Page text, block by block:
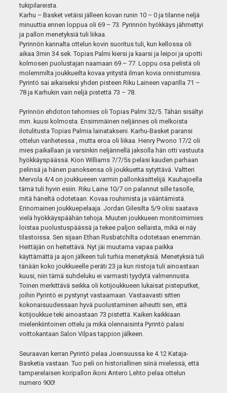
tukipilareista.
Karhu – Basket vetäisi jälleen kovan runin 10 – 0 ja tilanne neljä
minuuttia ennen loppua oli 69 – 73. Pyrinnön hyökkäys jähmettyi
ja pallon menetyksiä tuli liikaa.
Pyrinnön kannalta ottelun kovin suoritus tuli, kun kellossa oli
aikaa 3min 34 sek. Topias Palmi kiersi ja kaarsi ja leipoi ja upotti
kolmosen puolustajan naamaan 69 – 77. Loppu osa pelistä oli
molemmilta joukkueilta kovaa yritystä ilman kovia onnistumisia.
Pyrintö sai aikaiseksi yhden pisteen Riku Laineen vaparilla 71 –
78 ja Karhukin vain neljä pistettä 73 – 78.
Pyrinnön ehdoton tehomies oli Topias Palmi 32/5. Tähän sisältyi
mm. kuusi kolmosta. Ensimmäinen neljännes oli melkoista
ilotulitusta Topias Palmia lainatakseni. Karhu-Basket paransi
ottelun vanhetessa , mutta eroa oli liikaa. Henry Pwono 17/2 oli
mies paikallaan ja varsinkin neljännellä jaksolla hän otti vastuuta
hyökkäyspäässä. Kion Williams 7/7/5s pelasi kauden parhaan
pelinsä ja hänen panoksensa oli joukkuetta sytyttävä. Valtteri
Mervola 4/4 on joukkueeen varmin pallonkäsittelijä. Kauhajoella
tämä tuli hyvin esiin. Riku Laine 10/7 on palannut sille tasolle,
mitä häneltä odotetaan. Kovaa rouhimista ja vääntämistä.
Erinomainen joukkuepelaaja. Jordan Gilesilta 5/9 olisi saatava
vielä hyökkäyspäähän tehoja. Muuten joukkueen monitoimimies
loistaa puolustuspäässä ja tekee paljon sellaista, mikä ei näy
tilastoissa. Sen sijaan Ethan Rusbatchilta odotetaan enemmän.
Heittäjän on heitettävä. Nyt jäi muutama vapaa paikka
käyttämättä ja ajon jälkeen tuli turhia menetyksiä. Menetyksiä tuli
tänään koko joukkueelle peräti 23 ja kun riistoja tuli ainoastaan
kuusi, niin tämä suhdeluku ei varmasti tyydytä valmennusta.
Toinen merkittävä seikka oli kotijoukkueen lukaisat pisteputket,
joihin Pyrintö ei pystynyt vastaamaan. Vastaavasti sitten
kokonaisuudessaan hyvä puolustaminen aiheutti sen, että
kotijoukkue teki ainoastaan 73 pistettä. Kaiken kaikkiaan
mielenkiintoinen ottelu ja mikä olennaisinta Pyrintö palasi
voittokantaan Salon Vilpas tappion jälkeen.
Seuraavan kerran Pyrintö pelaa Joensuussa ke 4.12 Kataja-
Basketia vastaan. Tuo peli on historiallinen siinä mielessä, että
tamperelaisen koripallon ikoni Antero Lehto pelaa ottelun
numero 900!